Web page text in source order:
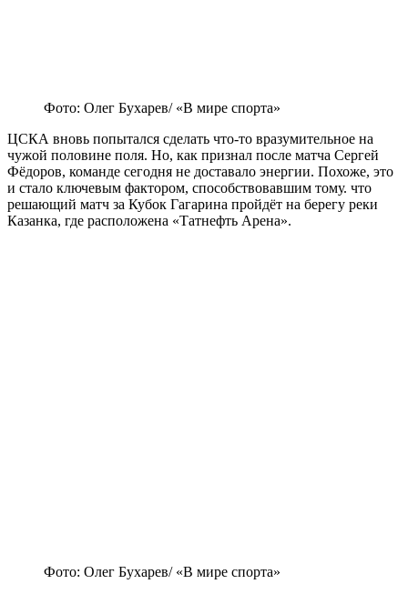
Фото: Олег Бухарев/ «В мире спорта»
ЦСКА вновь попытался сделать что-то вразумительное на
чужой половине поля. Но, как признал после матча Сергей
Фёдоров, команде сегодня не доставало энергии. Похоже, это
и стало ключевым фактором, способствовавшим тому. что
решающий матч за Кубок Гагарина пройдёт на берегу реки
Казанка, где расположена «Татнефть Арена».
Фото: Олег Бухарев/ «В мире спорта»